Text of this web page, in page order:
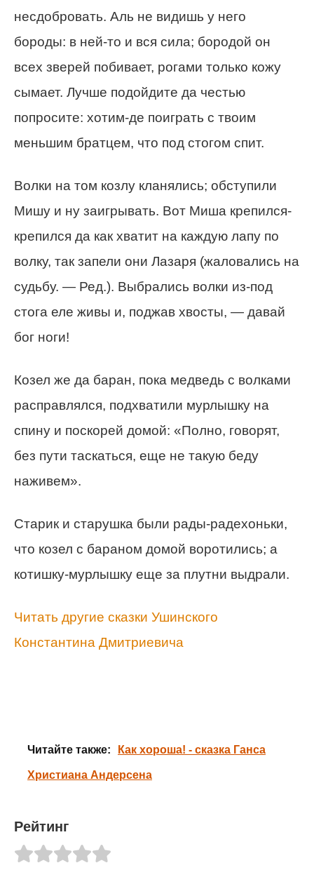
несдобровать. Аль не видишь у него
бороды: в ней-то и вся сила; бородой он
всех зверей побивает, рогами только кожу
сымает. Лучше подойдите да честью
попросите: хотим-де поиграть с твоим
меньшим братцем, что под стогом спит.
Волки на том козлу кланялись; обступили
Мишу и ну заигрывать. Вот Миша крепился-
крепился да как хватит на каждую лапу по
волку, так запели они Лазаря (жаловались на
судьбу. — Ред.). Выбрались волки из-под
стога еле живы и, поджав хвосты, — давай
бог ноги!
Козел же да баран, пока медведь с волками
расправлялся, подхватили мурлышку на
спину и поскорей домой: «Полно, говорят,
без пути таскаться, еще не такую беду
наживем».
Старик и старушка были рады-радехоньки,
что козел с бараном домой воротились; а
котишку-мурлышку еще за плутни выдрали.
Читать другие сказки Ушинского
Константина Дмитриевича
Читайте также: Как хороша! - сказка Ганса
Христиана Андерсена
Рейтинг